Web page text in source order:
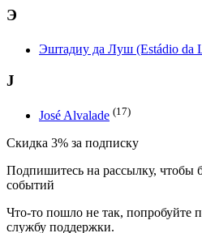
Э
Эштадиу да Луш (Estádio da
J
José Alvalade (17)
Скидка 3% за подписку
Подпишитесь на рассылку, чтобы
событий
Что-то пошло не так, попробуйте
службу поддержки.